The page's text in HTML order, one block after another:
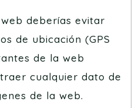
deberías evitar
de ubicación (GPS
de la web
cualquier dato de
de la web.